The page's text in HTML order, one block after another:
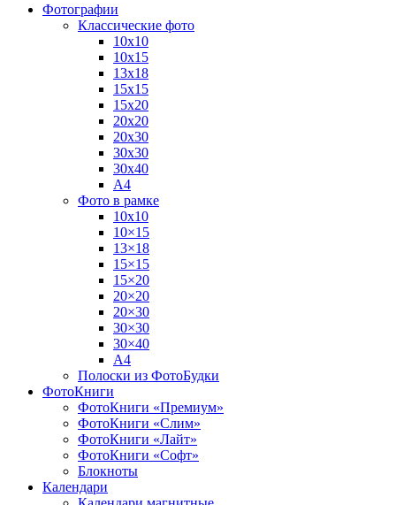
Фотографии
Классические фото
10х10
10х15
13х18
15х15
15х20
20х20
20х30
30х30
30х40
А4
Фото в рамке
10х10
10×15
13×18
15×15
15×20
20×20
20×30
30×30
30×40
A4
Полоски из ФотоБудки
ФотоКниги
ФотоКниги «Премиум»
ФотоКниги «Слим»
ФотоКниги «Лайт»
ФотоКниги «Софт»
Блокноты
Календари